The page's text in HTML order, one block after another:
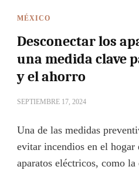
MÉXICO
Desconectar los
una medida clave
y el ahorro
SEPTIEMBRE 17, 2024
Una de las medidas
evitar incendios en el hogar
aparatos eléctricos, como